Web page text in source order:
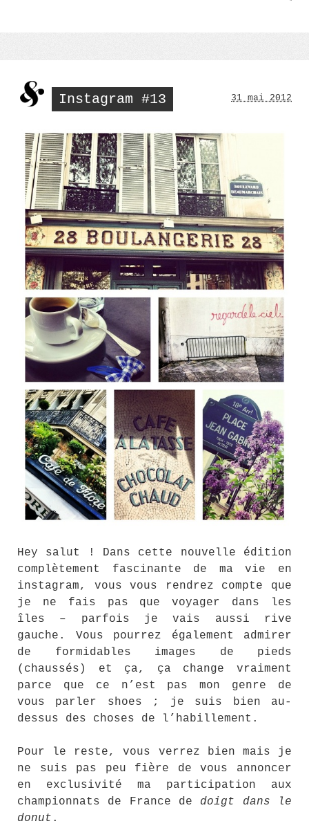
Instagram #13 31 mai 2012
Hey salut ! Dans cette nouvelle édition
complètement fascinante de ma vie en
instagram, vous vous rendrez compte que
je ne fais pas que voyager dans les
îles – parfois je vais aussi rive
gauche. Vous pourrez également admirer
de formidables images de pieds
(chaussés) et ça, ça change vraiment
parce que ce n’est pas mon genre de
vous parler shoes ; je suis bien au-
dessus des choses de l’habillement.
Pour le reste, vous verrez bien mais je
ne suis pas peu fière de vous annoncer
en exclusivité ma participation aux
championnats de France de doigt dans le
donut .